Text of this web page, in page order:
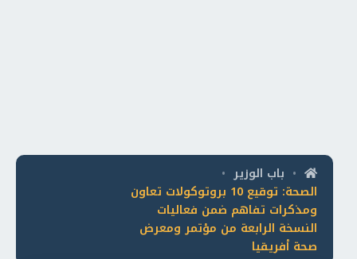
• باب الوزير •
الصحة: توقيع 10 بروتوكولات تعاون
ومذكرات تفاهم ضمن فعاليات
النسخة الرابعة من مؤتمر ومعرض
صحة أفريقيا